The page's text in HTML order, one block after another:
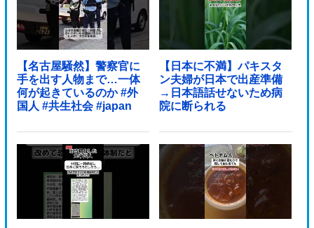
【名古屋騒然】警察官に
手を出す人物まで…一体
何が起きているのか #外
国人 #共生社会 #japan
【日本に不満】パキスタ
ン夫婦が日本で出産準備
→日本語話せないため病
院に断られる